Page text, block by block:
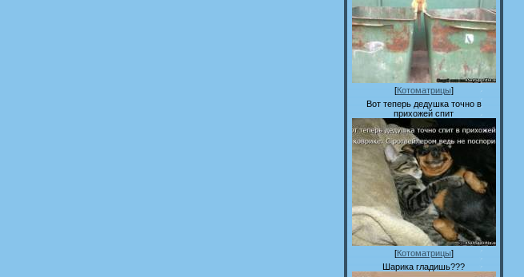
[Котоматрицы]
Вот теперь дедушка точно в
прихожей спит
[Котоматрицы]
Шарика гладишь???